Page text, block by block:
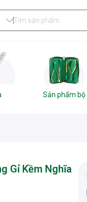
Sản phẩm bộ
Gỉ Kềm Nghĩa